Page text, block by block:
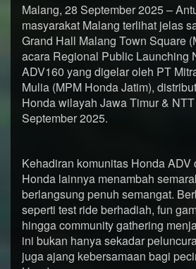
Malang, 28 September 2025 –
masyarakat Malang terlihat jelas
Grand Hall Malang Town Square
acara Regional Public Launching
ADV160 yang digelar oleh PT
Mulia (MPM Honda Jatim),
Honda wilayah Jawa Timur &
September 2025.
Kehadiran komunitas Honda ADV
Honda lainnya menambah
berlangsung penuh semangat.
seperti test ride berhadiah, fun
hingga community gathering
ini bukan hanya sekadar
juga ajang kebersamaan bagi